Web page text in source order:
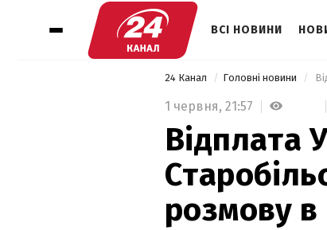
ВСІ НОВИНИ
24 Канал Головні новини
1 червня, 21:57
Відплата
розмову